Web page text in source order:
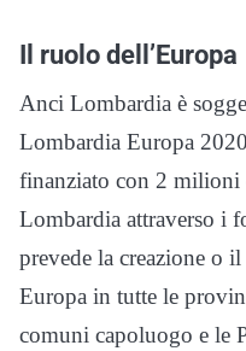
Il ruolo dell’Europa
Anci Lombardia è
Lombardia Europa
finanziato con 2 milioni
Lombardia attraverso i
prevede la creazione o
Europa in tutte le
comuni capoluogo e le